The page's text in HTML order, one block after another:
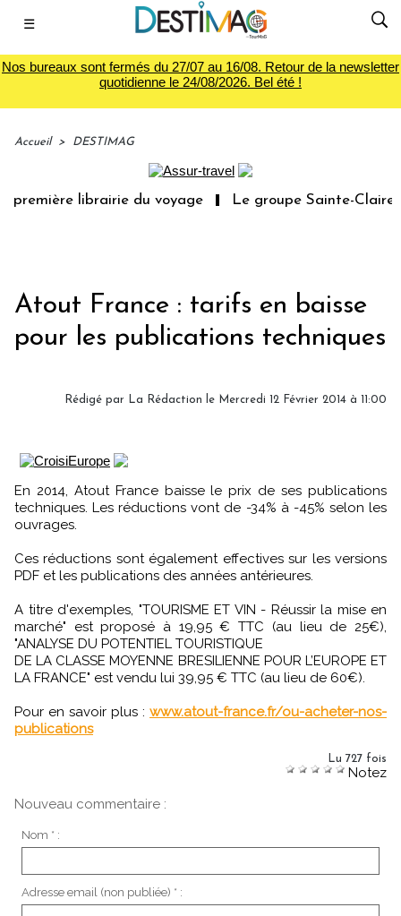
☰
Nos bureaux sont fermés du 27/07 au 16/08. Retour de la newsletter
quotidienne le 24/08/2026. Bel été !
Accueil > DESTIMAG
librairie du voyage Le groupe Sainte-Claire
Atout France : tarifs en baisse
pour les publications techniques
Rédigé par La Rédaction le Mercredi 12 Février 2014 à 11:00
En 2014, Atout France baisse le prix de ses publications
techniques. Les réductions vont de -34% à -45% selon les
ouvrages.
Ces réductions sont également effectives sur les versions
PDF et les publications des années antérieures.
A titre d'exemples, "TOURISME ET VIN - Réussir la mise en
marché" est proposé à 19,95 € TTC (au lieu de 25€),
"ANALYSE DU POTENTIEL TOURISTIQUE
DE LA CLASSE MOYENNE BRESILIENNE POUR L’EUROPE ET
LA FRANCE" est vendu lui 39,95 € TTC (au lieu de 60€).
Pour en savoir plus : www.atout-france.fr/ou-acheter-nos-
publications
Lu 727 fois
Notez
Nouveau commentaire :
Nom * :
Adresse email (non publiée) * :